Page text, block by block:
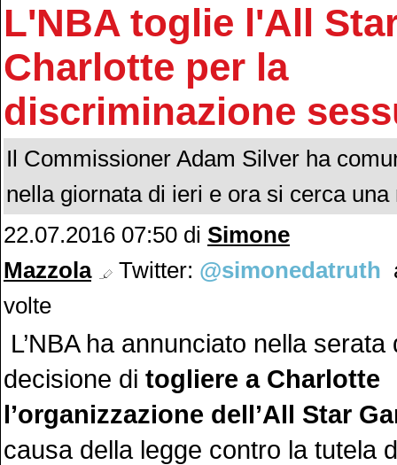
L'NBA toglie l'All
Charlotte per la
discriminazione
Il Commissioner Adam Silver ha
nella giornata di ieri e ora si cerca una
22.07.2016 07:50 di Simone
Mazzola
Twitter: @simonedatruth
volte
L’NBA ha annunciato nella
decisione di togliere a Charlotte
l’organizzazione dell’All Star
causa della legge contro la tutela